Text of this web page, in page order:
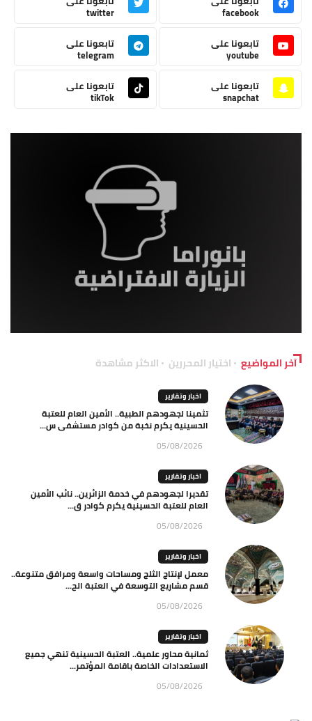
facebook
twitter
تابعونا على
youtube
تابعونا على
telegram
تابعونا على
snapchat
تابعونا على
tikTok
آخر المواضيع اختيار المحررين الاكثر مشاهدة
اخبار وتقارير
تثمينا لجهودهم الطبية.. الأمين العام للعتبة
الحسينية يكرم نخبة من كوادر مستشفى س...
05/08/2026
اخبار وتقارير
تقديرا لجهودهم في خدمة الزائرين.. نائب الأمين
العام للعتبة الحسينية يكرم كوادر ق...
05/08/2026
اخبار وتقارير
معمل لإنتاج الثلج ومساحات واسعة ومرافق متنوعة..
قسم مشاريع التوسعة في العتبة الح...
05/08/2026
اخبار وتقارير
ثمانية محاور علمية.. العتبة الحسينية تنهي جميع
الاستعدادات الخاصة باقامة المؤتمر...
05/08/2026